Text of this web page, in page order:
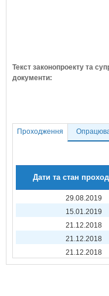
Текст законопроекту та
документи:
Проходження
Дати та стан
29.08.2019
15.01.2019
21.12.2018
21.12.2018
21.12.2018